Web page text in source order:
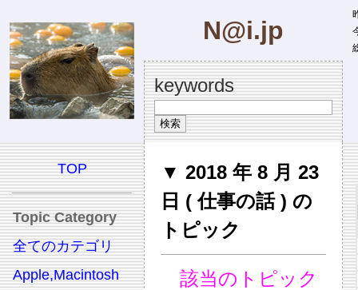
N@i.jp
keywords
TOP
Topic Category
全てのカテゴリ
Apple,Macintosh
▼ 2018 年 8 月 23
日 ( 仕事の話 ) の
トピック
該当のトピック